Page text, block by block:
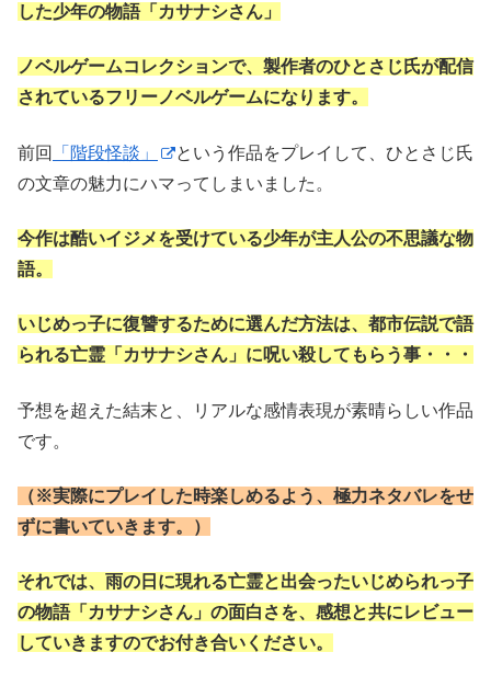
した少年の物語「カサナシさん」
ノベルゲームコレクションで、製作者のひとさじ氏が配信
されているフリーノベルゲームになります。
前回 「階段怪談」
という作品をプレイして、ひとさじ氏
の文章の魅力にハマってしまいました。
今作は酷いイジメを受けている少年が主人公の不思議な物
語。
いじめっ子に復讐するために選んだ方法は、都市伝説で語
られる亡霊「カサナシさん」に呪い殺してもらう事・・・
予想を超えた結末と、リアルな感情表現が素晴らしい作品
です。
（※実際にプレイした時楽しめるよう、極力ネタバレをせ
ずに書いていきます。）
それでは、雨の日に現れる亡霊と出会ったいじめられっ子
の物語「カサナシさん」の面白さを、感想と共にレビュー
していきますのでお付き合いください。